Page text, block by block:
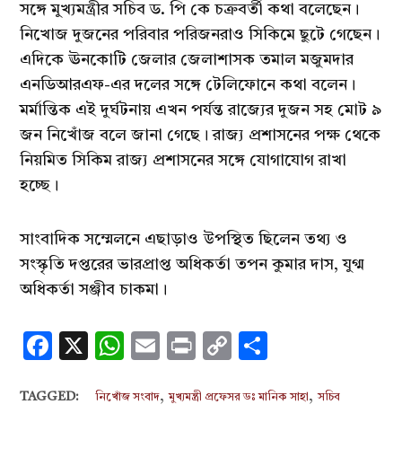
সঙ্গে মুখ্যমন্ত্রীর সচিব ড. পি কে চক্রবর্তী কথা বলেছেন।
নিখোজ দুজনের পরিবার পরিজনরাও সিকিমে ছুটে গেছেন।
এদিকে ঊনকোটি জেলার জেলাশাসক তমাল মজুমদার
এনডিআরএফ-এর দলের সঙ্গে টেলিফোনে কথা বলেন।
মর্মান্তিক এই দুর্ঘটনায় এখন পর্যন্ত রাজ্যের দুজন সহ মোট ৯
জন নিখোঁজ বলে জানা গেছে। রাজ্য প্রশাসনের পক্ষ থেকে
নিয়মিত সিকিম রাজ্য প্রশাসনের সঙ্গে যোগাযোগ রাখা
হচ্ছে।
সাংবাদিক সম্মেলনে এছাড়াও উপস্থিত ছিলেন তথ্য ও
সংস্কৃতি দপ্তরের ভারপ্রাপ্ত অধিকর্তা তপন কুমার দাস, যুগ্ম
অধিকর্তা সঞ্জীব চাকমা।
Facebook
X WhatsApp
EmailPrintCopy
TAGGED: নিখোঁজ সংবাদ,মুখ্যমন্ত্রী প্রফেসর ডঃ মানিক সাহা ,সচিব